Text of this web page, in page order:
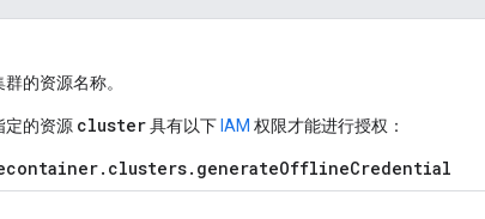
的资源名称。
定的资源 cluster具有以下 IAM 权限才能进行授权：